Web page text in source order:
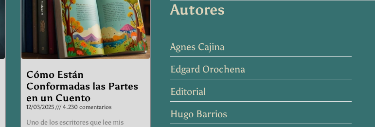
Cómo Están
Conformadas las Partes
en un Cuento
12/03/2025 4.230 comentarios
Uno de los escritores que lee mis
Autores
Agnes Cajina
Edgard Orochena
Editorial
Hugo Barrios